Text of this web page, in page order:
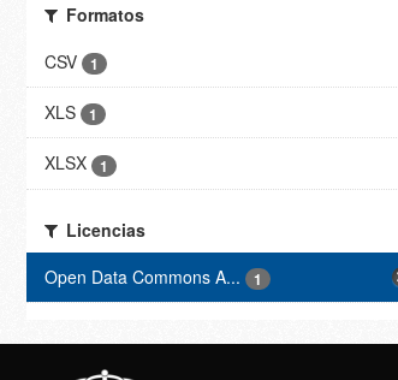
Formatos
CSV
1
XLS 1
XLSX 1
Licencias
Open Data Commons A...
1